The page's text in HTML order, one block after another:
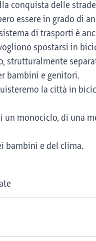
conquista delle strade
essere in grado di
di trasporti è
spostarsi in
strutturalmente
bambini e genitori.
la città in
un monociclo, di una
bambini e del clima.